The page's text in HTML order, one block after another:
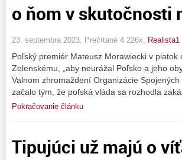
o ňom v skutočnosti
23. septembra 2023, Prečítané 4 226x, Realista1
Poľský premiér Mateusz Morawiecki v
Zelenskému, „aby neurážal Poľsko a jeho
Valnom zhromaždení Organizácie
začalo tým, že poľská vláda sa rozhodla
Pokračovanie článku
Tipujúci už majú o